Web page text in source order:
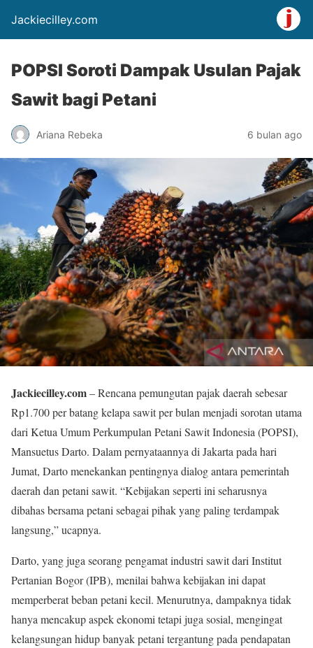
Jackiecilley.com
POPSI Soroti Dampak Usulan Pajak
Sawit bagi Petani
Ariana Rebeka 6 bulan ago
Jackiecilley.com– Rencana pemungutan pajak daerah sebesar
Rp1.700 per batang kelapa sawit per bulan menjadi sorotan utama
dari Ketua Umum Perkumpulan Petani Sawit Indonesia (POPSI),
Mansuetus Darto. Dalam pernyataannya di Jakarta pada hari
Jumat, Darto menekankan pentingnya dialog antara pemerintah
daerah dan petani sawit. “Kebijakan seperti ini seharusnya
dibahas bersama petani sebagai pihak yang paling terdampak
langsung,” ucapnya.
Darto, yang juga seorang pengamat industri sawit dari Institut
Pertanian Bogor (IPB), menilai bahwa kebijakan ini dapat
memperberat beban petani kecil. Menurutnya, dampaknya tidak
hanya mencakup aspek ekonomi tetapi juga sosial, mengingat
kelangsungan hidup banyak petani tergantung pada pendapatan